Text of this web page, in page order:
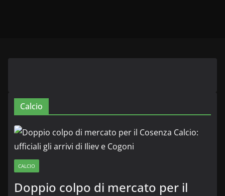
Calcio
CALCIO
Doppio colpo di mercato per il